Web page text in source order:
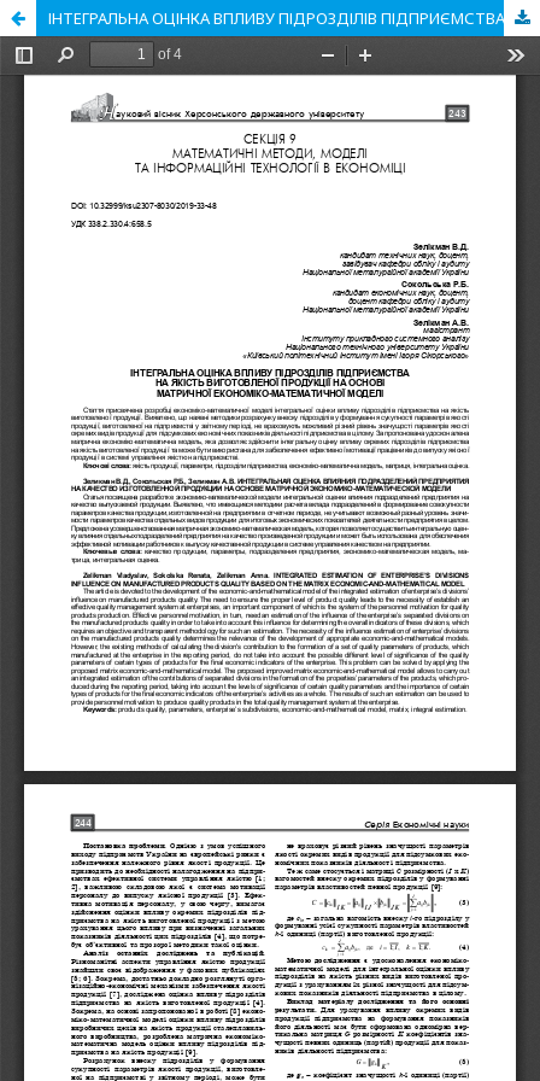
ІНТЕГРАЛЬНА ОЦІНКА ВПЛИВУ ПІДРОЗДІЛІВ ПІДПРИЄМСТВА НА ЯКІСТЬ ВИГОТОВЛЕНОЇ ПРОДУКЦІЇ НА ОСНОВІ МАТРИЧНОЇ ЕКОНОМІКО-МАТЕМАТИЧНОЇ МОДЕЛІ